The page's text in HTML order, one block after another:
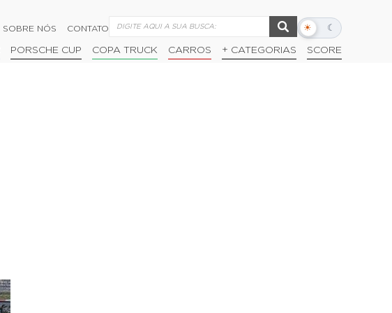
SOBRE NÓS CONTATO ☀ ☾
Alternar
escuro
PORSCHE CUP COPA TRUCK CARROS + CATEGORIAS SCORE